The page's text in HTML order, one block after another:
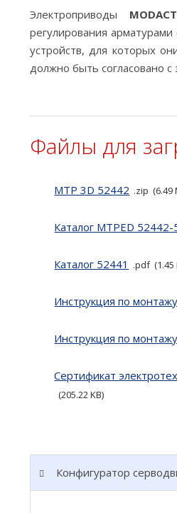
Электроприводы
регулирования
устройств, для которых
должно быть согласовано
Файлы для
MTP 3D 52442 zip 6.49
Каталог MTPED 52442-
Каталог 52441 pdf 1.45
Инструкция по
Инструкция по
Cертификат
205.22 KB
Конфигуратор